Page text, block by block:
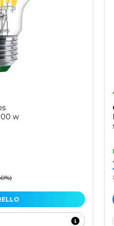
S1 E